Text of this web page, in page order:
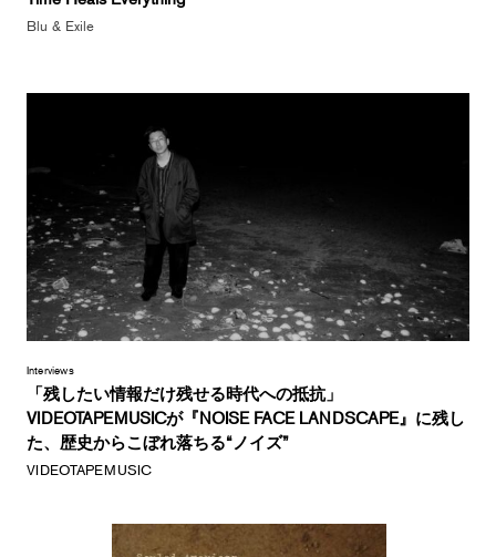
Blu & Exile
Interviews
「残したい情報だけ残せる時代への抵抗」
VIDEOTAPEMUSICが『NOISE FACE LANDSCAPE』に残し
た、歴史からこぼれ落ちる“ノイズ”
VIDEOTAPEMUSIC